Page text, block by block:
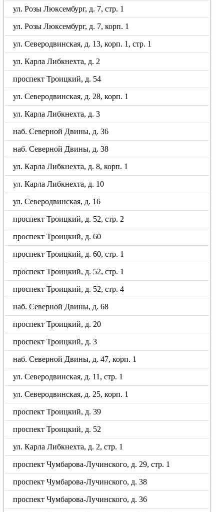
ул. Розы Люксембург, д. 7, стр. 1
ул. Розы Люксембург, д. 7, корп. 1
ул. Северодвинская, д. 13, корп. 1, стр. 1
ул. Карла Либкнехта, д. 2
проспект Троицкий, д. 54
ул. Северодвинская, д. 28, корп. 1
ул. Карла Либкнехта, д. 3
наб. Северной Двины, д. 36
наб. Северной Двины, д. 38
ул. Карла Либкнехта, д. 8, корп. 1
ул. Карла Либкнехта, д. 10
ул. Северодвинская, д. 16
проспект Троицкий, д. 52, стр. 2
проспект Троицкий, д. 60
проспект Троицкий, д. 60, стр. 1
проспект Троицкий, д. 52, стр. 1
проспект Троицкий, д. 52, стр. 4
наб. Северной Двины, д. 68
проспект Троицкий, д. 20
проспект Троицкий, д. 3
наб. Северной Двины, д. 47, корп. 1
ул. Северодвинская, д. 11, стр. 1
ул. Северодвинская, д. 25, корп. 1
проспект Троицкий, д. 39
проспект Троицкий, д. 52
ул. Карла Либкнехта, д. 2, стр. 1
проспект Чумбарова-Лучинского, д. 29, стр. 1
проспект Чумбарова-Лучинского, д. 38
проспект Чумбарова-Лучинского, д. 36